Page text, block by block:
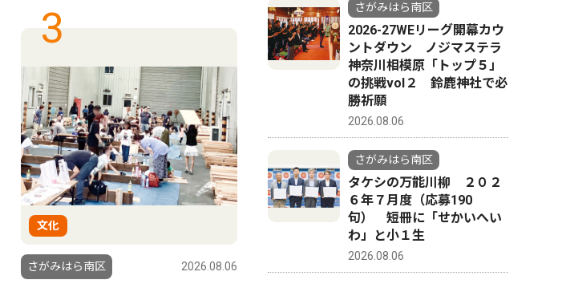
3
文化
さがみはら南区 2026.08.06
4
ピックアップ（PR）
さがみはら南区
2026-27WEリーグ開幕カウ
ントダウン ノジマステラ
神奈川相模原「トップ５」
の挑戦vol２ 鈴鹿神社で必
勝祈願
2026.08.06
さがみはら南区
タケシの万能川柳 ２０２
６年７月度（応募190
句） 短冊に「せかいへい
わ」と小１生
2026.08.06